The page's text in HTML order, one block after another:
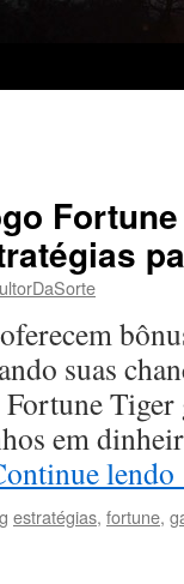
suas
Tiger
em
lendo
estratégias, fortune,